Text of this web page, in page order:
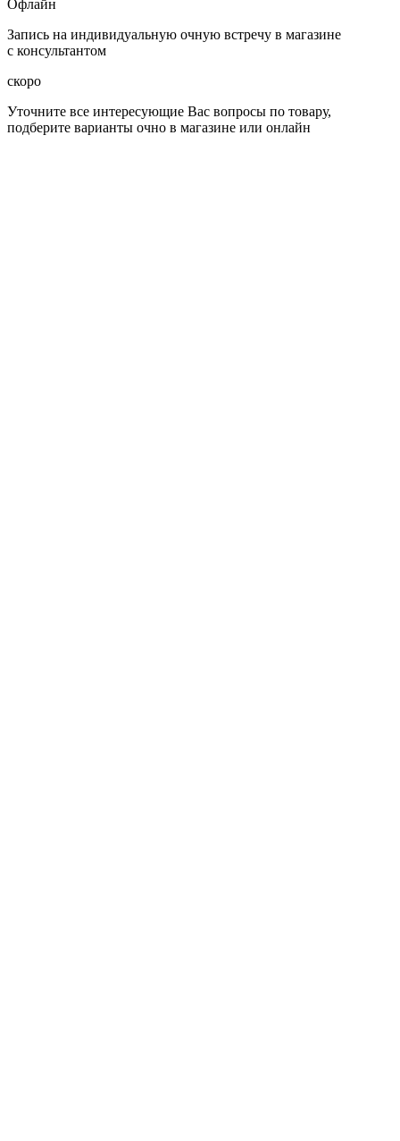
Офлайн
Запись на индивидуальную очную встречу в магазине
с консультантом
скоро
Уточните все интересующие Вас вопросы по товару,
подберите варианты очно в магазине или онлайн